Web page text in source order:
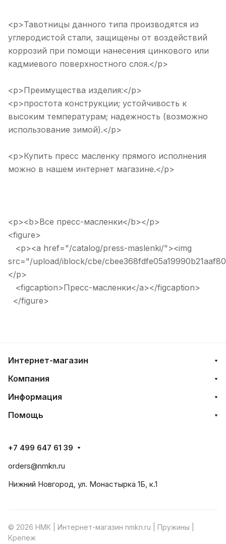
<p>Тавотницы данного типа производятся из
углеродистой стали, защищены от воздействий
коррозий при помощи нанесения цинкового или
кадмиевого поверхностного слоя.</p>
<p>Преимущества изделия:</p>
<p>простота конструкции; устойчивость к
высоким температурам; надежность (возможно
использование зимой).</p>
<p>Купить пресс масленку прямого исполнения
можно в нашем интернет магазине.</p>
<p><b>Все пресс-масленки</b></p>
<figure>
<p><a href="/catalog/press-maslenki/"><img
src="/upload/iblock/cbe/
</p>
<figcaption>Пресс-масленки</a></figcaption>
</figure>
Интернет-магазин
Компания
Информация
Помощь
+7 499 647 61 39
orders@nmkn.ru
Нижний Новгород, ул. Монастырка 1Б, к.1
© 2026 НМК | Интернет-магазин nmkn.ru | Пружины |
Крепеж